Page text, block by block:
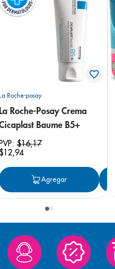
Agregar
Roche-posay
La Roche-Posay Crema
Baume B5+
PVP:$16,17
$12,94
Agregar